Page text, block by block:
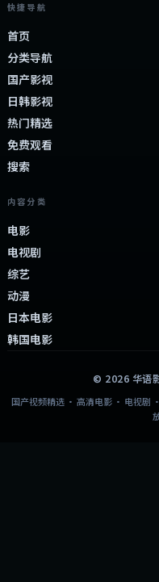
快捷导航
首页
分类导航
国产影视
日韩影视
热门精选
免费观看
搜索
内容分类
电影
电视剧
综艺
动漫
日本电影
韩国电影
© 2026 华语
国产视频精选 · 高清电影 · 电视剧